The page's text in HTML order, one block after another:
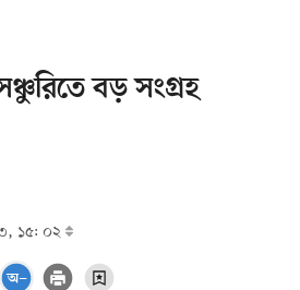
বড় সংগ্রহ
১৫: ০২